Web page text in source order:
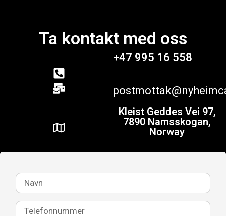
Ta kontakt med oss
+47 995 16 558
Kleist Geddes Vei 97,
7890 Namsskogan,
Norway